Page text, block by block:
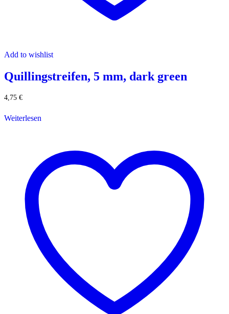
Add to wishlist
Quillingstreifen, 5 mm, dark green
4,75 €
Weiterlesen